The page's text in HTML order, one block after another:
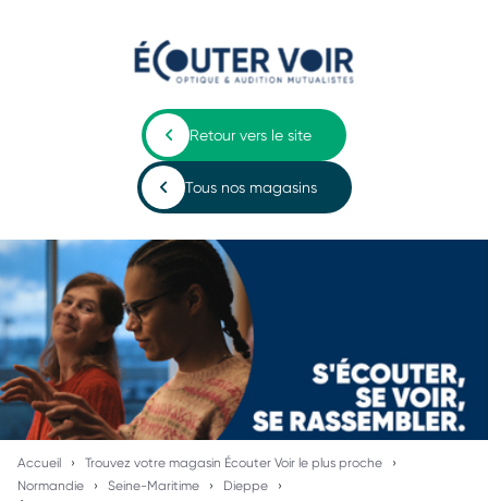
Retour vers le site
Tous nos magasins
Accueil
Trouvez votre magasin Écouter Voir le plus proche
Normandie
Seine-Maritime Dieppe